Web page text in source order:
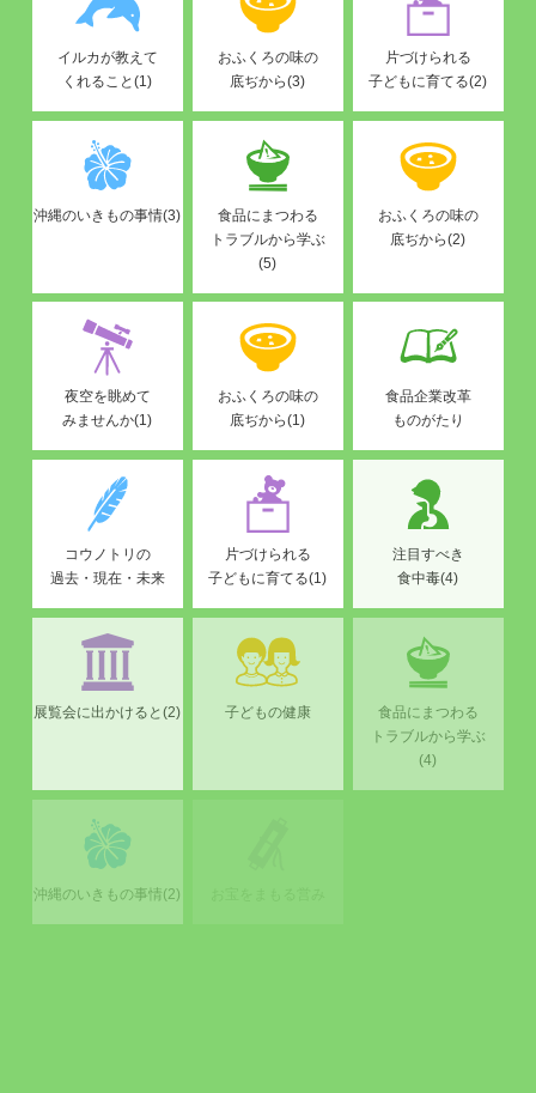
イルカが教えて
くれること(1)
おふくろの味の
底ぢから(3)
片づけられる
子どもに育てる(2)
沖縄のいきもの事情(3)
食品にまつわる
トラブルから学ぶ
(5)
おふくろの味の
底ぢから(2)
夜空を眺めて
みませんか(1)
おふくろの味の
底ぢから(1)
食品企業改革
ものがたり
コウノトリの
過去・現在・未来
片づけられる
子どもに育てる(1)
注目すべき
食中毒(4)
展覧会に出かけると(2) 子どもの健康
食品にまつわる
トラブルから学ぶ
(4)
沖縄のいきもの事情(2)